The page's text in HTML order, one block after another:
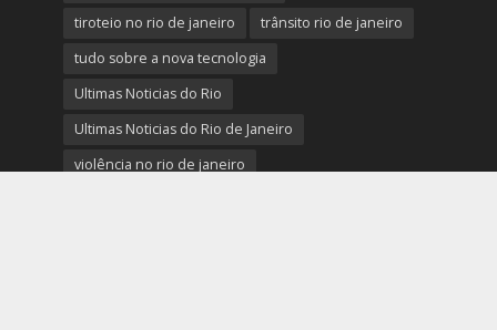
tiroteio no rio de janeiro
trânsito rio de janeiro
tudo sobre a nova tecnologia
Ultimas Noticias do Rio
Ultimas Noticias do Rio de Janeiro
violência no rio de janeiro